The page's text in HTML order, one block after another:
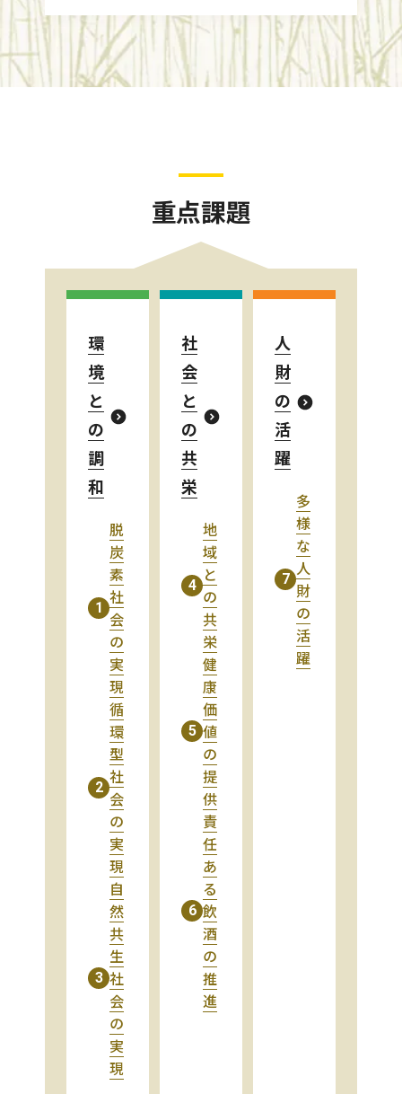
重点課題
環
境
と
の
調
和
1
脱
炭
素
社
会
の
実
現
2
循
環
型
社
会
の
実
現
3
自
然
共
生
社
会
の
実
現
社
会
と
の
共
栄
4
地
域
と
の
共
栄
5
健
康
価
値
の
提
供
6
責
任
あ
る
飲
酒
の
推
進
人
財
の
活
躍
7
多
様
な
人
財
の
活
躍